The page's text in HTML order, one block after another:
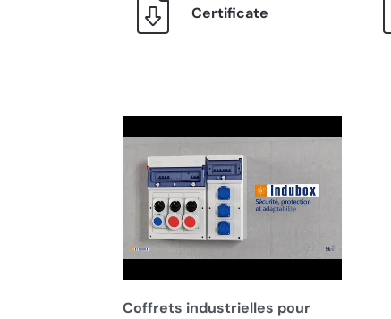
Certificate
Coffrets industrielles pour